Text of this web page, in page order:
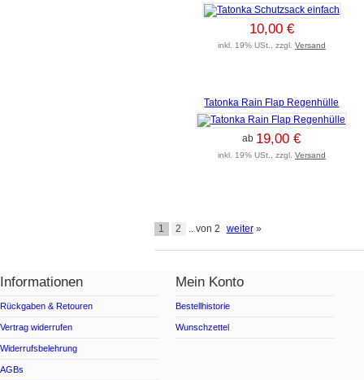
10,00 €
inkl. 19% USt., zzgl. Versand
Tatonka Rain Flap Regenhülle
ab 19,00 €
inkl. 19% USt., zzgl. Versand
1 2 .. von 2 weiter»
Informationen
Rückgaben & Retouren
Vertrag widerrufen
Widerrufsbelehrung
AGBs
Mein Konto
Bestellhistorie
Wunschzettel